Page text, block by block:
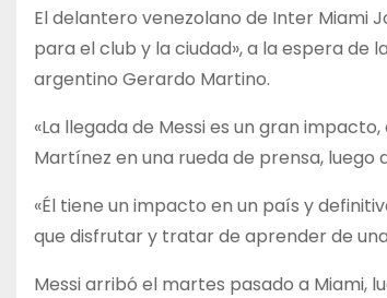
El delantero venezolano de Inter Miami
para el club y la ciudad», a la espera
argentino Gerardo Martino.
«La llegada de Messi es un gran
Martínez en una rueda de prensa,
«Él tiene un impacto en un país y
que disfrutar y tratar de aprender de
Messi arribó el martes pasado a Miami,